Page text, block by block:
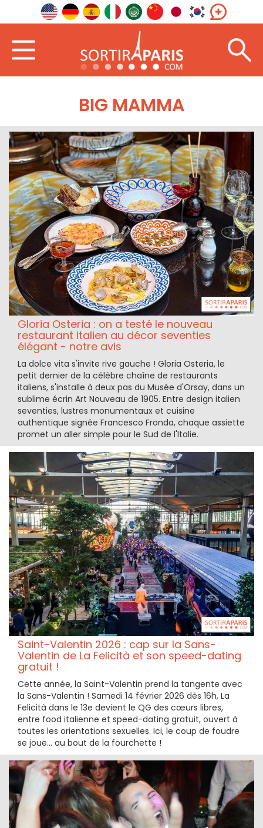
BIG MAMMA
Gloria Osteria : on a testé le nouveau
restaurant italien au décor seventies
élégant - notre avis
La dolce vita s'invite rive gauche ! Gloria Osteria, le
petit dernier de la célèbre chaîne de restaurants
italiens, s'installe à deux pas du Musée d'Orsay, dans un
sublime écrin Art Nouveau de 1905. Entre design italien
seventies, lustres monumentaux et cuisine
authentique signée Francesco Fronda, chaque assiette
promet un aller simple pour le Sud de l'Italie.
Saint-Valentin 2026 : cap sur la Sans-
Valentin de La Felicità et son speed-dating
gratuit !
Cette année, la Saint-Valentin prend la tangente avec
la Sans-Valentin ! Samedi 14 février 2026 dès 16h, La
Felicità dans le 13e devient le QG des cœurs libres,
entre food italienne et speed-dating gratuit, ouvert à
toutes les orientations sexuelles. Ici, le coup de foudre
se joue… au bout de la fourchette !